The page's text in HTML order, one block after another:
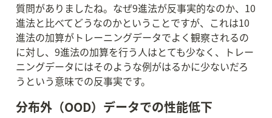
質問がありましたね。なぜ9進法が反事実的なのか、10
進法と比べてどうなのかということですが、これは10
進法の加算がトレーニングデータでよく観察されるの
に対し、9進法の加算を行う人はとても少なく、トレー
ニングデータにはそのような例がはるかに少ないだろ
うという意味での反事実です。
分布外（OOD）データでの性能低下